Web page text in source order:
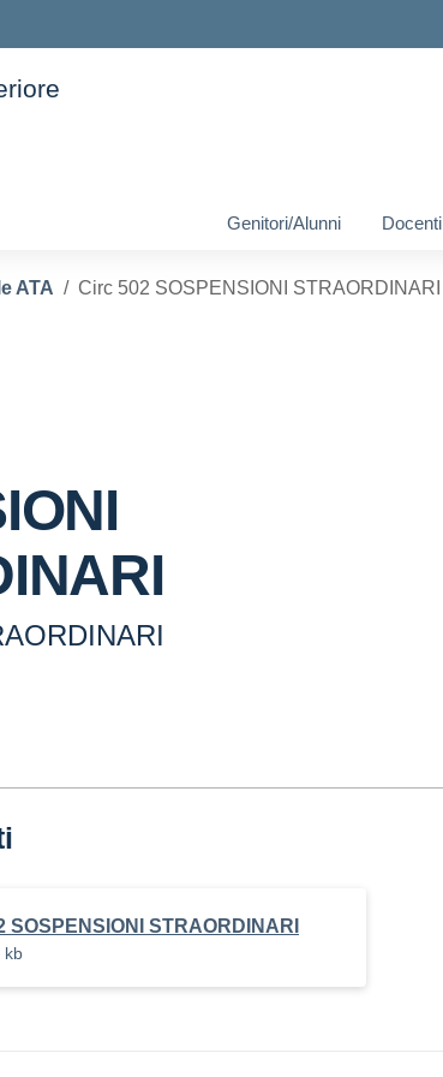
Genitori/Alunni Docenti
ATA Circ 502 SOSPENSIONI STRAORDINARI
SOSPENSIONI STRAORDINARI
kb